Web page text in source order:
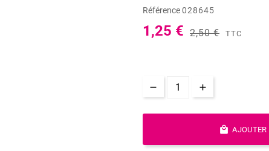
Référence028645
1,25 € 2,50 € TTC
 AJOUTER